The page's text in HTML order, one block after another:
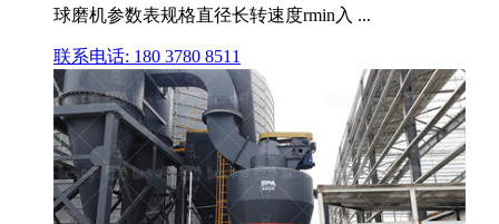
球磨机参数表规格直径长转速度rmin入 ...
联系电话: 180 3780 8511